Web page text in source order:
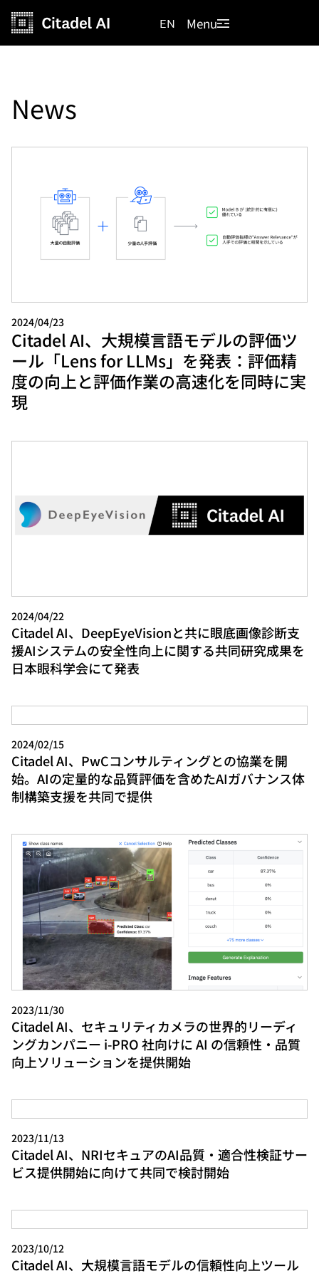
EN Menu
News
2024/04/23
Citadel AI、大規模言語モデルの評価ツ
ール「Lens for LLMs」を発表：評価精
度の向上と評価作業の高速化を同時に実
現
2024/04/22
Citadel AI、DeepEyeVisionと共に眼底画像診断支
援AIシステムの安全性向上に関する共同研究成果を
日本眼科学会にて発表
2024/02/15
Citadel AI、PwCコンサルティングとの協業を開
始。AIの定量的な品質評価を含めたAIガバナンス体
制構築支援を共同で提供
2023/11/30
Citadel AI、セキュリティカメラの世界的リーディ
ングカンパニー i-PRO 社向けに AI の信頼性・品質
向上ソリューションを提供開始
2023/11/13
Citadel AI、NRIセキュアのAI品質・適合性検証サー
ビス提供開始に向けて共同で検討開始
2023/10/12
Citadel AI、大規模言語モデルの信頼性向上ツール